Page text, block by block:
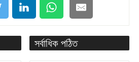
সর্বাধিক পঠিত